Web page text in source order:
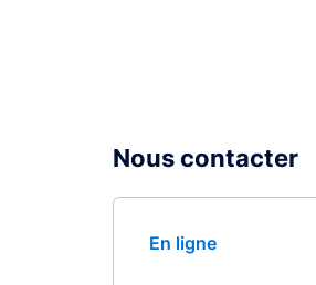
Nous contacter
En ligne